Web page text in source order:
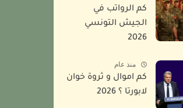
كم الرواتب في
الجيش التونسي
2026
منذ عام
كم اموال و ثروة خوان
لابورتا ؟ 2026